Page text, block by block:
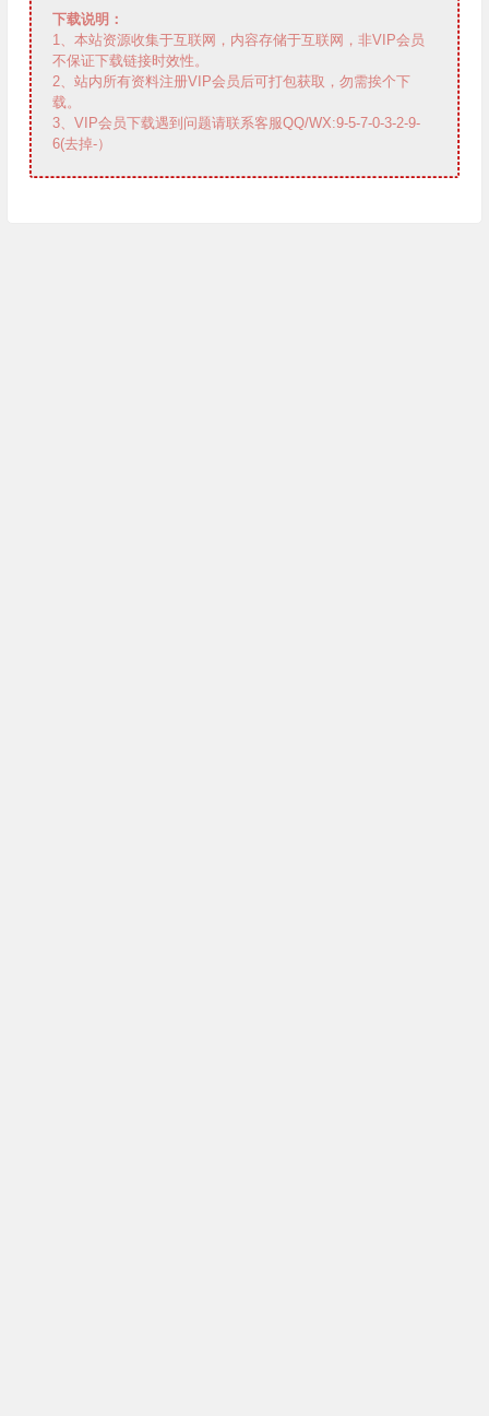
下载说明：
1、本站资源收集于互联网，内容存储于互联网，非VIP会员
不保证下载链接时效性。
2、站内所有资料注册VIP会员后可打包获取，勿需挨个下
载。
3、VIP会员下载遇到问题请联系客服QQ/WX:9-5-7-0-3-2-9-
6(去掉-）